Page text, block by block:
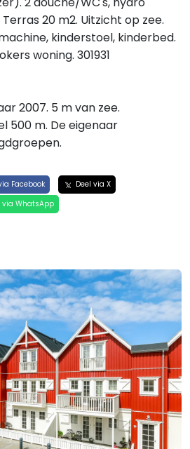
20 m2. Uitzicht op zee.
kinderstoel, kinderbed.
woning. 301931
2007. 5 m van zee.
500 m. De eigenaar
Facebook
Deel via X
via WhatsApp